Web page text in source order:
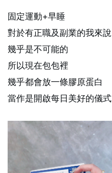
固定運動+早睡
對於有正職及副業的我來說
幾乎是不可能的
所以現在包包裡
幾乎都會放一條膠原蛋白
當作是開啟每日美好的儀式